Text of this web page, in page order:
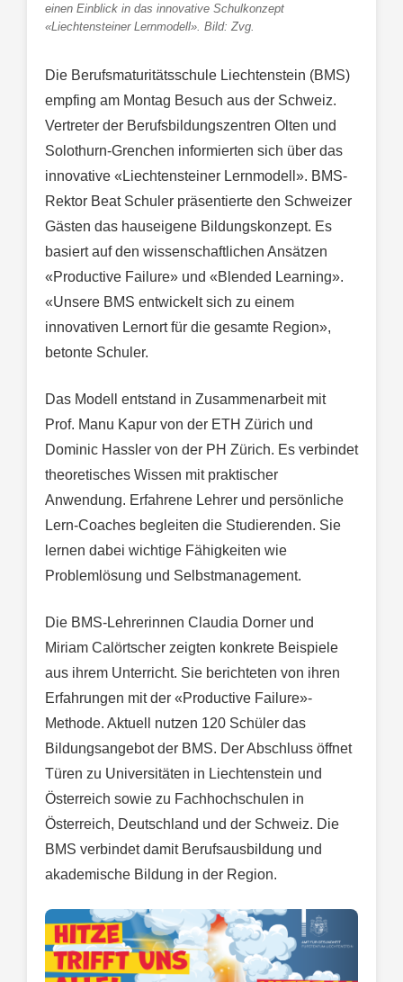
einen Einblick in das innovative Schulkonzept
«Liechtensteiner Lernmodell». Bild: Zvg.
Die Berufsmaturitätsschule Liechtenstein (BMS)
empfing am Montag Besuch aus der Schweiz.
Vertreter der Berufsbildungszentren Olten und
Solothurn-Grenchen informierten sich über das
innovative «Liechtensteiner Lernmodell». BMS-
Rektor Beat Schuler präsentierte den Schweizer
Gästen das hauseigene Bildungskonzept. Es
basiert auf den wissenschaftlichen Ansätzen
«Productive Failure» und «Blended Learning».
«Unsere BMS entwickelt sich zu einem
innovativen Lernort für die gesamte Region»,
betonte Schuler.
Das Modell entstand in Zusammenarbeit mit
Prof. Manu Kapur von der ETH Zürich und
Dominic Hassler von der PH Zürich. Es verbindet
theoretisches Wissen mit praktischer
Anwendung. Erfahrene Lehrer und persönliche
Lern-Coaches begleiten die Studierenden. Sie
lernen dabei wichtige Fähigkeiten wie
Problemlösung und Selbstmanagement.
Die BMS-Lehrerinnen Claudia Dorner und
Miriam Calörtscher zeigten konkrete Beispiele
aus ihrem Unterricht. Sie berichteten von ihren
Erfahrungen mit der «Productive Failure»-
Methode. Aktuell nutzen 120 Schüler das
Bildungsangebot der BMS. Der Abschluss öffnet
Türen zu Universitäten in Liechtenstein und
Österreich sowie zu Fachhochschulen in
Österreich, Deutschland und der Schweiz. Die
BMS verbindet damit Berufsausbildung und
akademische Bildung in der Region.